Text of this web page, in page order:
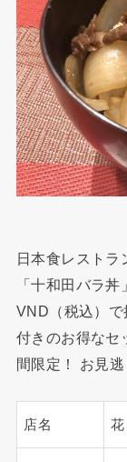
日本食レストラ
「十和田バラ
VND（税込）
付きのお得なセ
間限定！ お見逃
店名